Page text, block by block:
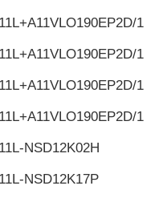
11L
11L
11L
11L
NSD12K02H
NSD12K17P